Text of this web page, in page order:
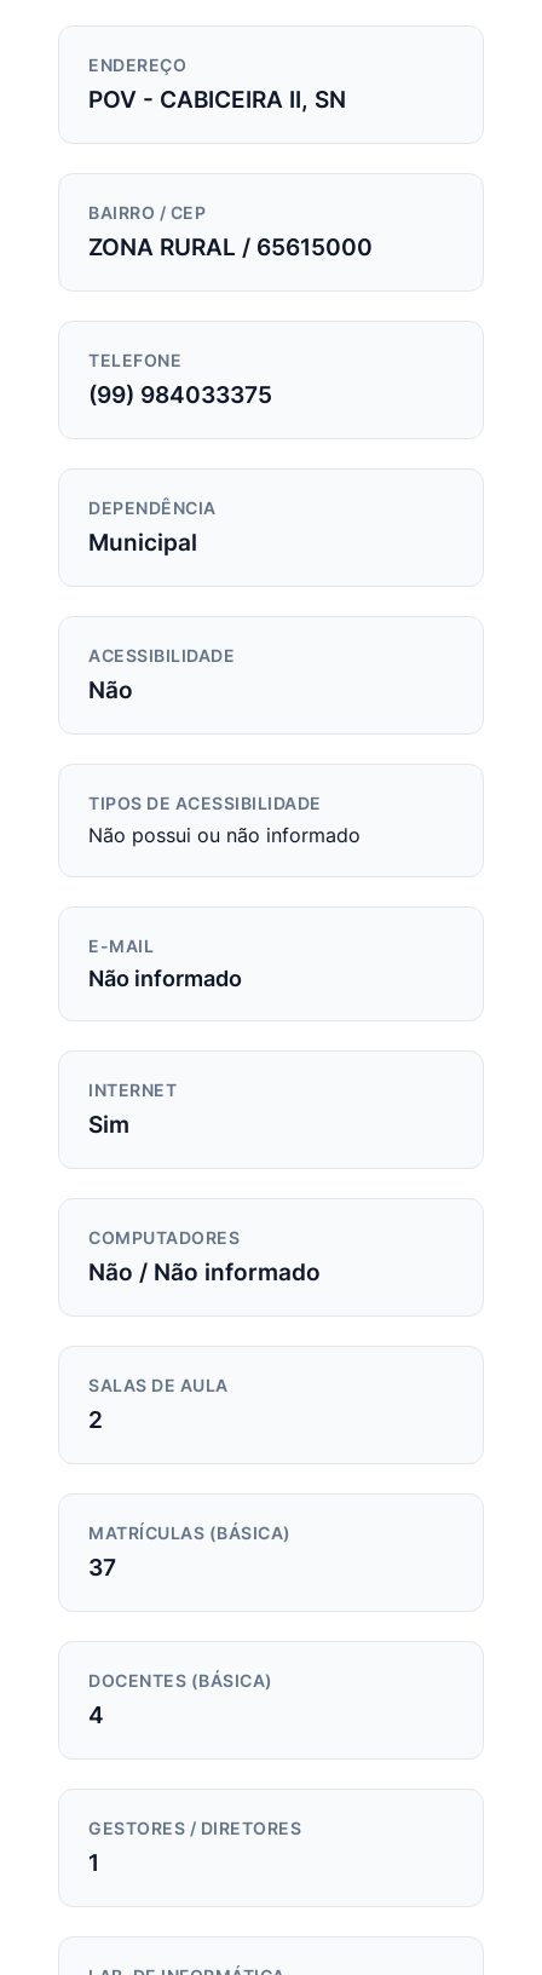
ENDEREÇO
POV - CABICEIRA II, SN
BAIRRO / CEP
ZONA RURAL / 65615000
TELEFONE
(99) 984033375
DEPENDÊNCIA
Municipal
ACESSIBILIDADE
Não
TIPOS DE ACESSIBILIDADE
Não possui ou não informado
E-MAIL
Não informado
INTERNET
Sim
COMPUTADORES
Não / Não informado
SALAS DE AULA
2
MATRÍCULAS (BÁSICA)
37
DOCENTES (BÁSICA)
4
GESTORES / DIRETORES
1